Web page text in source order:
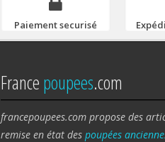
Paiement securisé
Francepoupees.com
francepoupees.com propose des
remise en état des poupées